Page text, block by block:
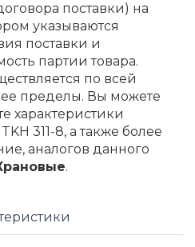
поставки) на
указываются
поставки и
партии товара.
по всей
пределы. Вы можете
характеристики
311-8, а также более
аналогов данного
.